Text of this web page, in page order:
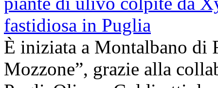
È iniziata a Montalbano di
Mozzone”, grazie alla